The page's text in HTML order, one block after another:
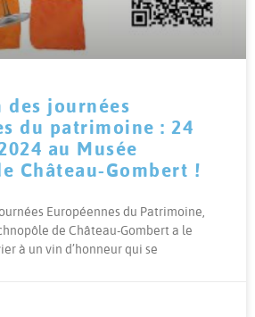
des journées
du patrimoine : 24
au Musée
Château-Gombert !
Européennes du Patrimoine,
de Château-Gombert a le
à un vin d’honneur qui se